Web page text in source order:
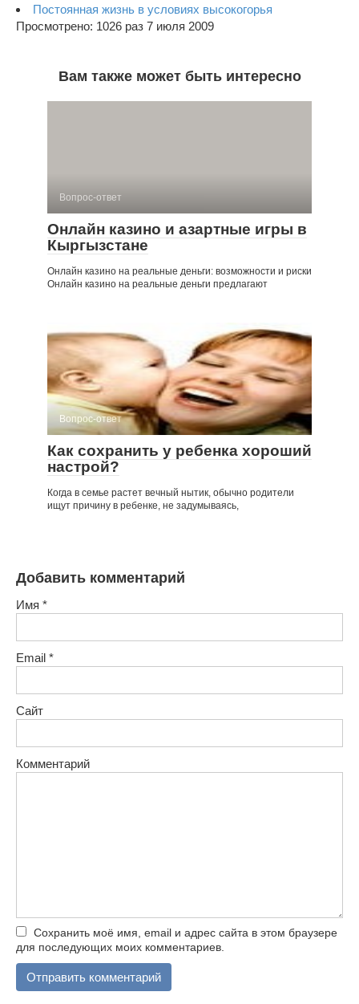
Постоянная жизнь в условиях высокогорья
Просмотрено: 1026 раз 7 июля 2009
Вам также может быть интересно
Вопрос-ответ
Онлайн казино и азартные игры в
Кыргызстане
Онлайн казино на реальные деньги: возможности и риски
Онлайн казино на реальные деньги предлагают
Вопрос-ответ
Как сохранить у ребенка хороший
настрой?
Когда в семье растет вечный нытик, обычно родители
ищут причину в ребенке, не задумываясь,
Добавить комментарий
Имя *
Email *
Сайт
Комментарий
Сохранить моё имя, email и адрес сайта в этом браузере
для последующих моих комментариев.